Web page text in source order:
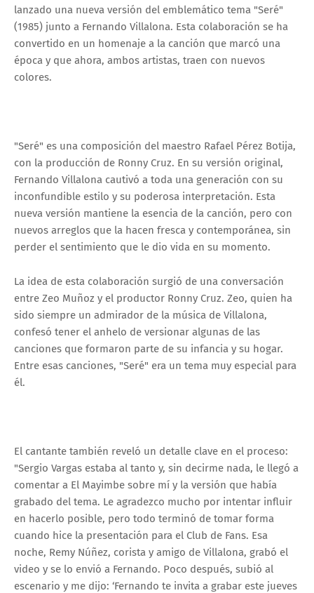
lanzado una nueva versión del emblemático tema "Seré"
(1985) junto a Fernando Villalona. Esta colaboración se ha
convertido en un homenaje a la canción que marcó una
época y que ahora, ambos artistas, traen con nuevos
colores.
"Seré" es una composición del maestro Rafael Pérez Botija,
con la producción de Ronny Cruz. En su versión original,
Fernando Villalona cautivó a toda una generación con su
inconfundible estilo y su poderosa interpretación. Esta
nueva versión mantiene la esencia de la canción, pero con
nuevos arreglos que la hacen fresca y contemporánea, sin
perder el sentimiento que le dio vida en su momento.
La idea de esta colaboración surgió de una conversación
entre Zeo Muñoz y el productor Ronny Cruz. Zeo, quien ha
sido siempre un admirador de la música de Villalona,
confesó tener el anhelo de versionar algunas de las
canciones que formaron parte de su infancia y su hogar.
Entre esas canciones, "Seré" era un tema muy especial para
él.
El cantante también reveló un detalle clave en el proceso:
"Sergio Vargas estaba al tanto y, sin decirme nada, le llegó a
comentar a El Mayimbe sobre mí y la versión que había
grabado del tema. Le agradezco mucho por intentar influir
en hacerlo posible, pero todo terminó de tomar forma
cuando hice la presentación para el Club de Fans. Esa
noche, Remy Núñez, corista y amigo de Villalona, grabó el
video y se lo envió a Fernando. Poco después, subió al
escenario y me dijo: ‘Fernando te invita a grabar este jueves